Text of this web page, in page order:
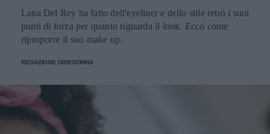
Lana Del Rey ha fatto dell'eyeliner e dello stile retrò i suoi
punti di forza per quanto riguarda il look. Ecco come
riproporre il suo make up.
REDAZIONE DIREDONNA